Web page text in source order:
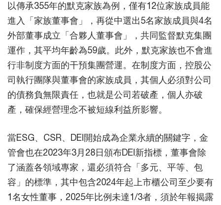
以傳承355年的默克家族為例，僅有12位家族成員能
進入「家族董事會」，再從中選出5名家族成員與4名
外部董事成立「合夥人董事會」，共同監督默克集團
運作，其平均年齡為59歲。此外，默克家族也不會進
行非制度方面的干預集團營運。在制度方面，控股公
司執行團隊與董事會的家族成員，其個人必須對公司
的債務負無限責任，也就是公司若破產，個人亦破
產，確保經營理念不被短線利益所影響。
當ESG、CSR、DEI開始成為企業永續的關鍵字，金
管會也在2023年3月28日頒布DEI新指標，董事會除
了涵蓋各領域專家，還必須符合「多元、平等、包
容」的標準，其中包含2024年起上市櫃公司至少要有
1名女性董事，2025年比例未達1/3者，須於年報揭露